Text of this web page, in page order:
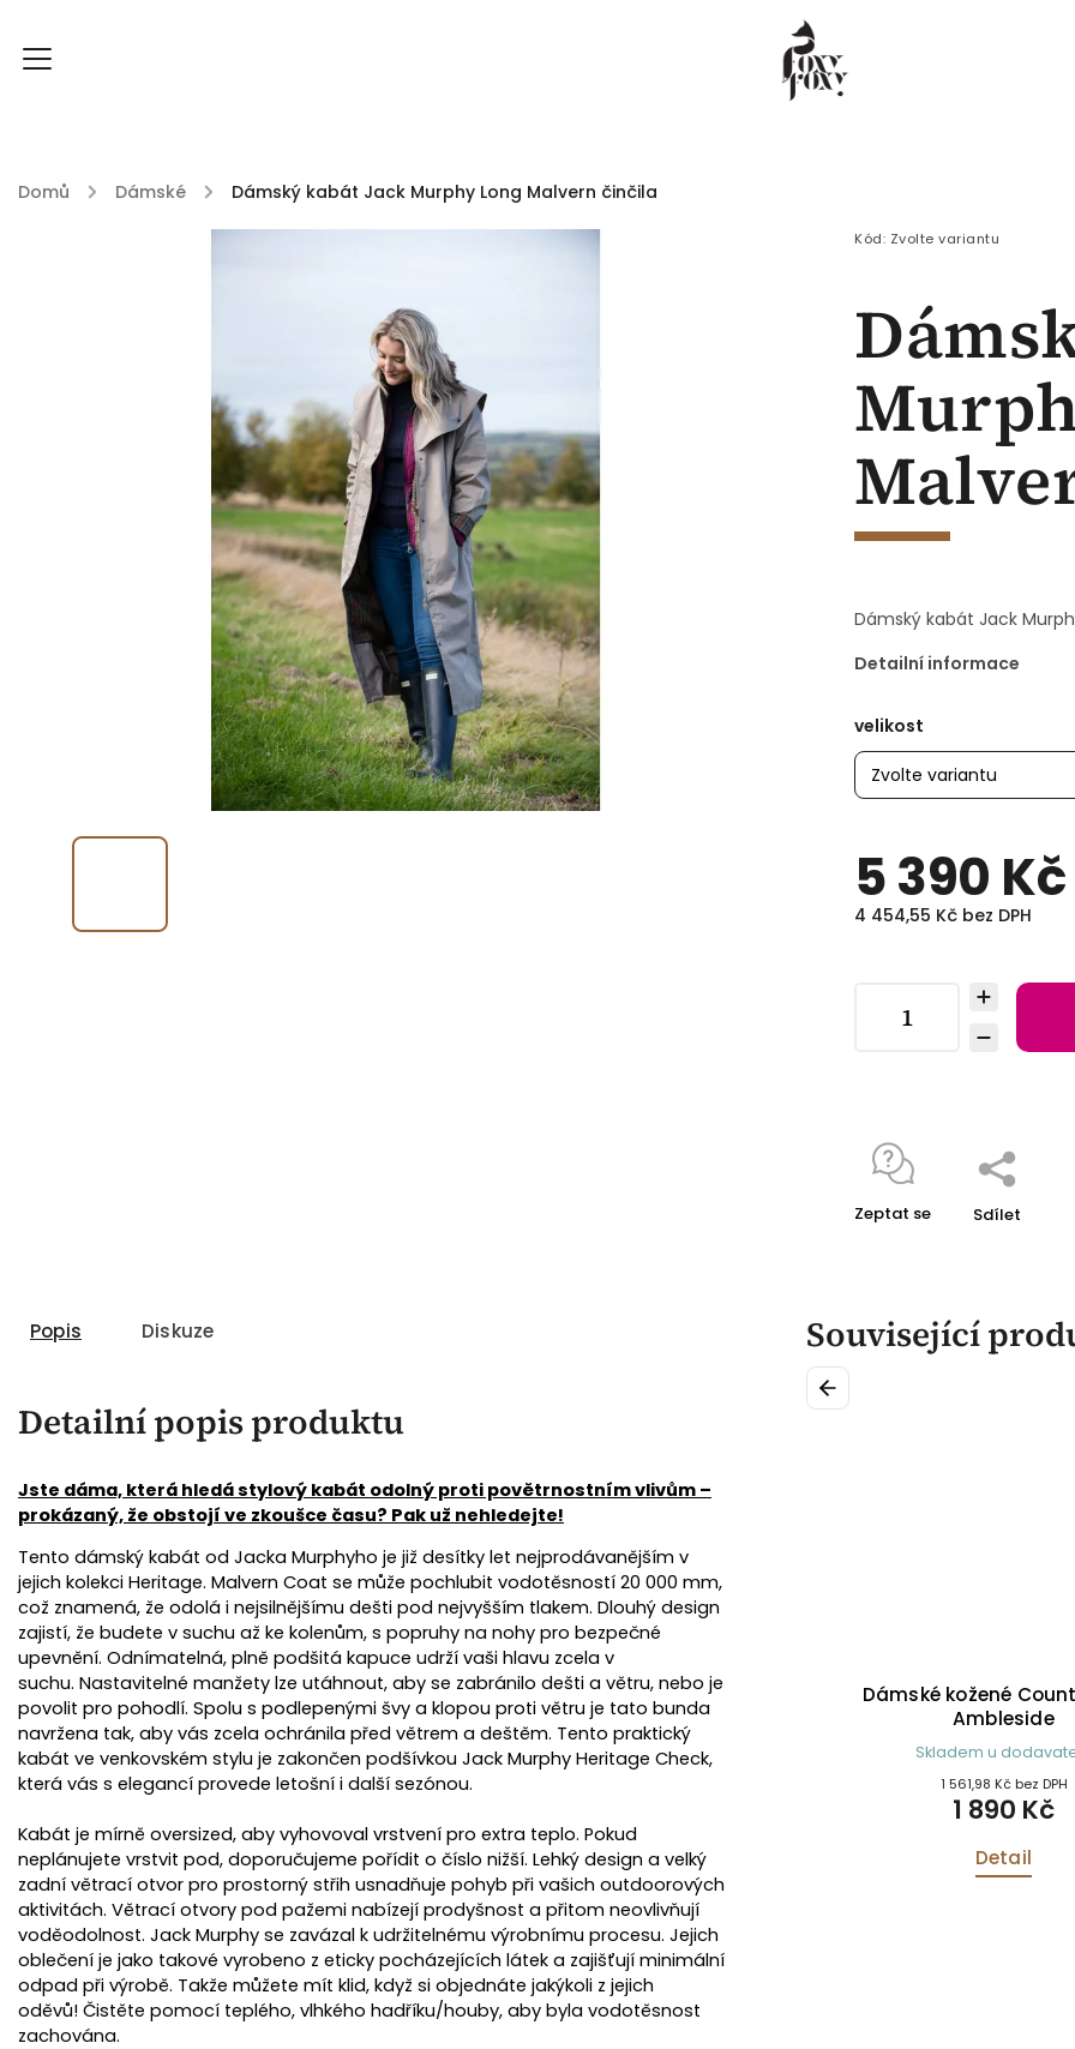
DU COEUR Pánské Děti
Domů / Dámské / Dámský kabát Jack Murphy Long Malvern činčila
Kód: Zvolte variantu
Dámský kabát Jack
Detailní informace
velikost
5 390 Kč
4 454,55 Kč bez DPH
Zeptat se Sdílet
Popis Diskuze
Detailní popis produktu
Jste dáma, která hledá stylový kabát odolný proti povětrnostním vlivům –
prokázaný, že obstojí ve zkoušce času? Pak už nehledejte!
Tento dámský kabát od Jacka Murphyho je již desítky let nejprodávanějším v
jejich kolekci Heritage. Malvern Coat se může pochlubit vodotěsností 20 000 mm,
což znamená, že odolá i nejsilnějšímu dešti pod nejvyšším tlakem. Dlouhý design
zajistí, že budete v suchu až ke kolenům, s popruhy na nohy pro bezpečné
upevnění. Odnímatelná, plně podšitá kapuce udrží vaši hlavu zcela v
suchu. Nastavitelné manžety lze utáhnout, aby se zabránilo dešti a větru, nebo je
povolit pro pohodlí. Spolu s podlepenými švy a klopou proti větru je tato bunda
navržena tak, aby vás zcela ochránila před větrem a deštěm. Tento praktický
kabát ve venkovském stylu je zakončen podšívkou Jack Murphy Heritage Check,
která vás s elegancí provede letošní i další sezónou.
Kabát je mírně oversized, aby vyhovoval vrstvení pro extra teplo. Pokud
neplánujete vrstvit pod, doporučujeme pořídit o číslo nižší. Lehký design a velký
zadní větrací otvor pro prostorný střih usnadňuje pohyb při vašich outdoorových
aktivitách. Větrací otvory pod pažemi nabízejí prodyšnost a přitom neovlivňují
voděodolnost. Jack Murphy se zavázal k udržitelnému výrobnímu procesu. Jejich
oblečení je jako takové vyrobeno z eticky pocházejících látek a zajišťují minimální
odpad při výrobě. Takže můžete mít klid, když si objednáte jakýkoli z jejich
oděvů! Čistěte pomocí teplého, vlhkého hadříku/houby, aby byla vodotěsnost
zachována.
Související
Previous
Dámský svetr z merino vlny
Whitemore perlový
Skladem
3 049,59 Kč bez DPH
Detail
Dámský svetr z merino vlny
Whitemore zelený
Skladem
Detail
Kalhoty Wax Treggings
Skladem u dodavatele
983,47 Kč bez DPH
1 190 Kč
Detail